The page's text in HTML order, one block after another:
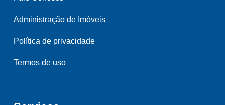
Administração de Imóveis
Política de privacidade
Termos de uso